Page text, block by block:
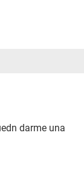
darme una